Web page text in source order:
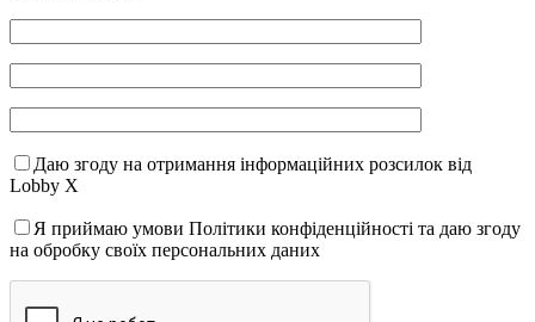
Даю згоду на отримання інформаційних розсилок від
Lobby X
Я приймаю умови Політики конфіденційності та даю згоду
на обробку своїх персональних даних